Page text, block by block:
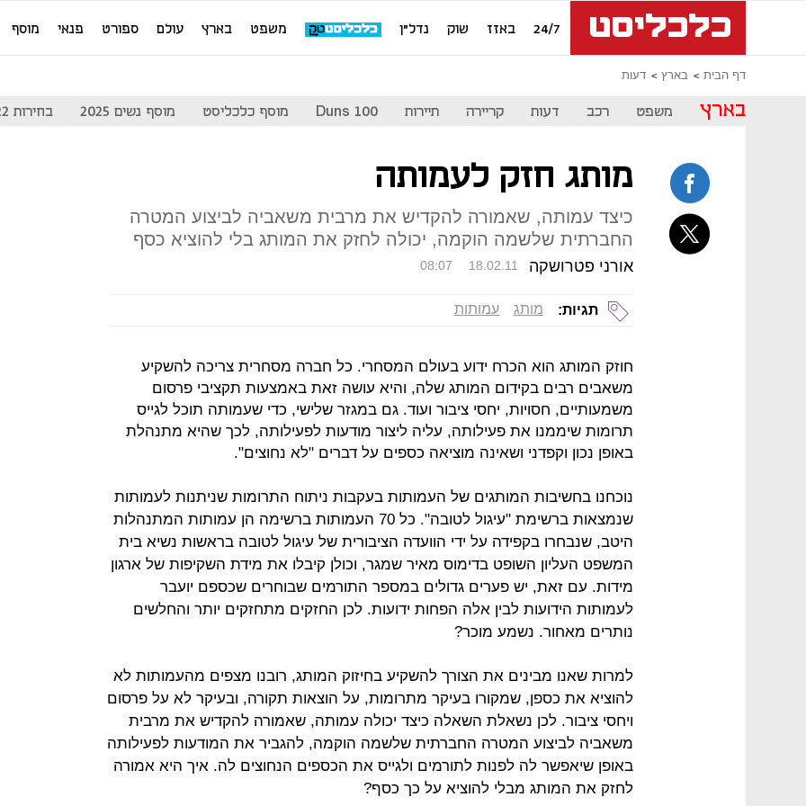
24/7 באזז שוק נדל"ן משפט בארץ עולם ספורט פנאי מוסף
דף הבית בארץ דעות
בארץ משפט רכב דעות קריירה תיירות Duns 100 מוסף כלכליסט מוסף נשים 2025 בחירות 2022
מותג חזק לעמותה
כיצד עמותה, שאמורה להקדיש את מרבית משאביה לביצוע המטרה
החברתית שלשמה הוקמה, יכולה לחזק את המותג בלי להוציא כסף
אורני פטרושקה 08:07 18.02.11
תגיות: מותג עמותות
חוזק המותג הוא הכרח ידוע בעולם המסחרי. כל חברה מסחרית צריכה להשקיע
משאבים רבים בקידום המותג שלה, והיא עושה זאת באמצעות תקציבי פרסום
משמעותיים, חסויות, יחסי ציבור ועוד. גם במגזר שלישי, כדי שעמותה תוכל לגייס
תרומות שיממנו את פעילותה, עליה ליצור מודעות לפעילותה, לכך שהיא מתנהלת
באופן נכון וקפדני ושאינה מוציאה כספים על דברים "לא נחוצים".
נוכחנו בחשיבות המותגים של העמותות בעקבות ניתוח התרומות שניתנות לעמותות
שנמצאות ברשימת "עיגול לטובה". כל 70 העמותות ברשימה הן עמותות המתנהלות
היטב, שנבחרו בקפידה על ידי הוועדה הציבורית של עיגול לטובה בראשות נשיא בית
המשפט העליון השופט בדימוס מאיר שמגר, וכולן קיבלו את מידת השקיפות של ארגון
מידות. עם זאת, יש פערים גדולים במספר התורמים שבוחרים שכספם יועבר
לעמותות הידועות לבין אלה הפחות ידועות. לכן החזקים מתחזקים יותר והחלשים
נותרים מאחור. נשמע מוכר?
למרות שאנו מבינים את הצורך להשקיע בחיזוק המותג, רובנו מצפים מהעמותות לא
להוציא את כספן, שמקורו בעיקר מתרומות, על הוצאות תקורה, ובעיקר לא על פרסום
ויחסי ציבור. לכן נשאלת השאלה כיצד יכולה עמותה, שאמורה להקדיש את מרבית
משאביה לביצוע המטרה החברתית שלשמה הוקמה, להגביר את המודעות לפעילותה
באופן שיאפשר לה לפנות לתורמים ולגייס את הכספים הנחוצים לה. איך היא אמורה
לחזק את המותג מבלי להוציא על כך כסף?